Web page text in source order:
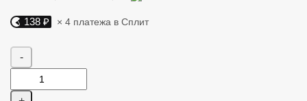
Яндекс Сплит. 138 руб, 4 платежа в Сплит
138 ₽ × 4 платежа в Сплит